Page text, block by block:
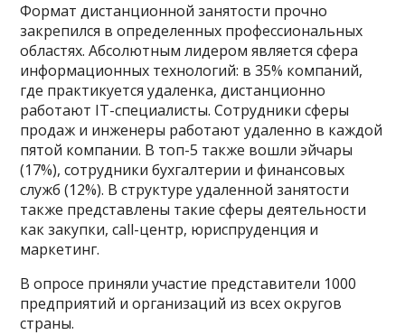
Формат дистанционной занятости прочно
закрепился в определенных профессиональных
областях. Абсолютным лидером является сфера
информационных технологий: в 35% компаний,
где практикуется удаленка, дистанционно
работают IT-специалисты. Сотрудники сферы
продаж и инженеры работают удаленно в каждой
пятой компании. В топ-5 также вошли эйчары
(17%), сотрудники бухгалтерии и финансовых
служб (12%). В структуре удаленной занятости
также представлены такие сферы деятельности
как закупки, call-центр, юриспруденция и
маркетинг.
В опросе приняли участие представители 1000
предприятий и организаций из всех округов
страны.